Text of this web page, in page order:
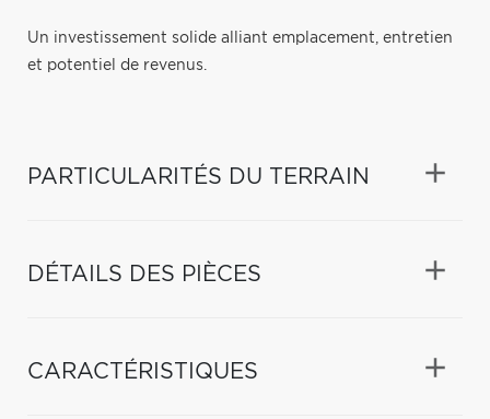
Un investissement solide alliant emplacement, entretien
et potentiel de revenus.
PARTICULARITÉS DU TERRAIN
DÉTAILS DES PIÈCES
CARACTÉRISTIQUES